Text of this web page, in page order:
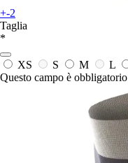
+-2
Taglia
*
XS S M L
Questo campo è obbligatorio